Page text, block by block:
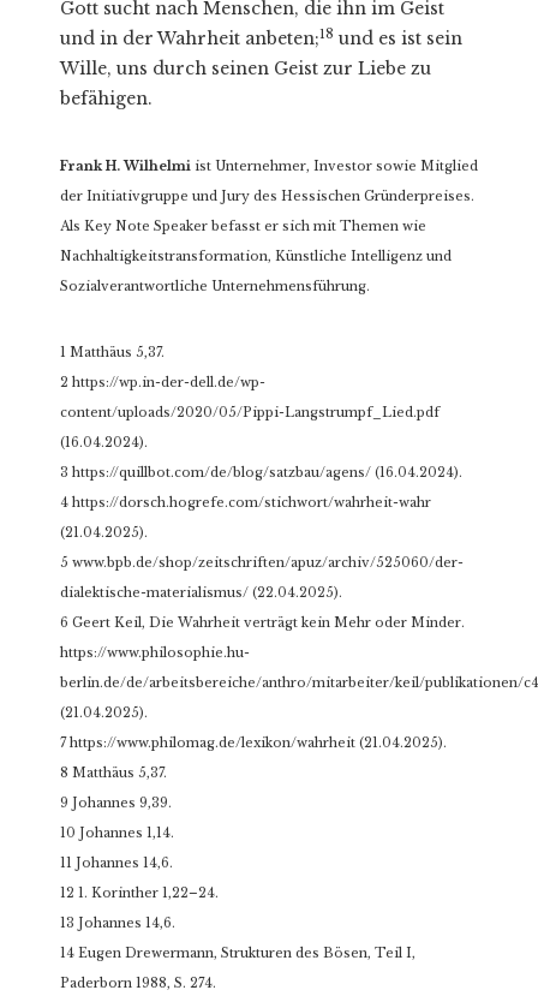
Gott sucht nach Menschen, die ihn im Geist
und in der Wahrheit anbeten;18 und es ist sein
Wille, uns durch seinen Geist zur Liebe zu
befähigen.
Frank H. Wilhelmi ist Unternehmer, Investor sowie Mitglied
der Initiativgruppe und Jury des Hessischen Gründerpreises.
Als Key Note Speaker befasst er sich mit Themen wie
Nachhaltigkeits­transformation, Künstliche Intelligenz und
Sozialverantwortliche Unternehmensführung.
1 Matthäus 5,37.
2 https://wp.in-der-dell.de/wp-
content/uploads/2020/05/Pippi-Langstrumpf_Lied.pdf
(16.04.2024).
3 https://quillbot.com/de/blog/satzbau/agens/ (16.04.2024).
4 https://dorsch.hogrefe.com/stichwort/wahrheit-wahr
(21.04.2025).
5 www.bpb.de/shop/zeitschriften/apuz/archiv/525060/der-
dialektische-materialismus/ (22.04.2025).
6 Geert Keil, Die Wahrheit verträgt kein Mehr oder Minder.
https://www.philosophie.hu-
berlin.de/de/arbeitsbereiche/anthro/mitarbeiter/keil/publikationen/
(21.04.2025).
7 https://www.philomag.de/lexikon/wahrheit (21.04.2025).
8 Matthäus 5,37.
9 Johannes 9,39.
10 Johannes 1,14.
11 Johannes 14,6.
12 1. Korinther 1,22–24.
13 Johannes 14,6.
14 Eugen Drewermann, Strukturen des Bösen, Teil I,
Paderborn 1988, S. 274.